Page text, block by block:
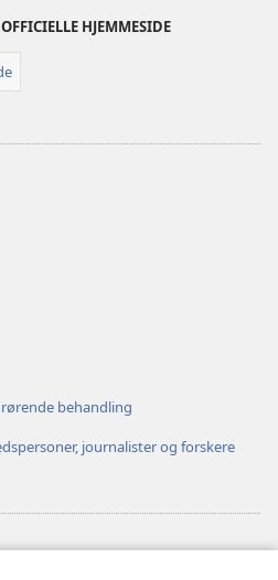
HJEMMESIDE
behandling
journalister og forskere